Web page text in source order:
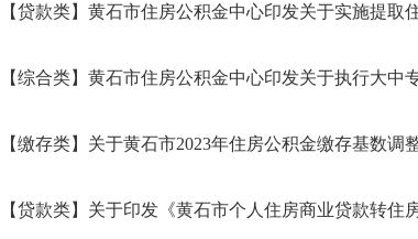
【贷款类】黄石市住房公积金中心印发关于实施提取
【综合类】黄石市住房公积金中心印发关于执行大中
【缴存类】关于黄石市2023年住房公积金缴存基数调
【贷款类】关于印发《黄石市个人住房商业贷款转住